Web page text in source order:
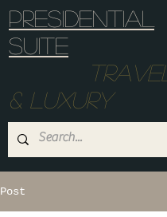
Presidential
suite
Travel
& Luxury
Post